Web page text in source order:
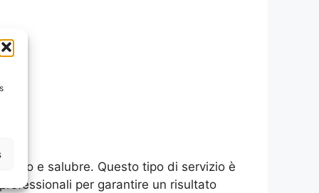
e salubre. Questo tipo di servizio è
per garantire un risultato